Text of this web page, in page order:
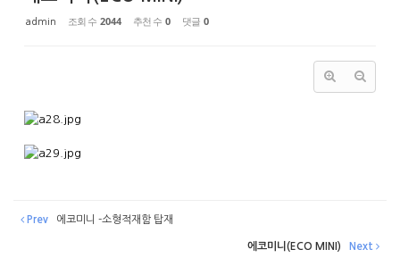
admin 조회 수 2044 추천 수 0 댓글 0
Prev 에코미니 -소형적재함 탑재
에코미니(ECO MINI) Next